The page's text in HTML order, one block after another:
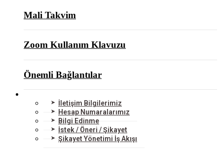
Mali Takvim
Zoom Kullanım Klavuzu
Önemli Bağlantılar
İletişim Bilgilerimiz
Hesap Numaralarımız
Bilgi Edinme
İstek / Öneri / Şikayet
Şikayet Yönetimi İş Akışı